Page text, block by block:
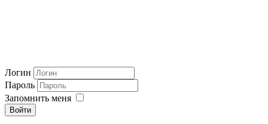
Логин
Пароль
Запомнить меня
Войти